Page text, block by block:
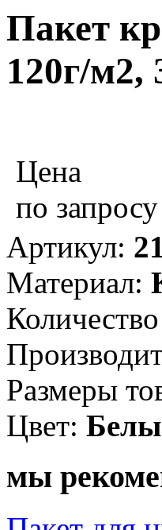
Пакет
120г/м2,
Цена
по запросу
Артикул:
Материал:
Размеры
Цвет:
мы